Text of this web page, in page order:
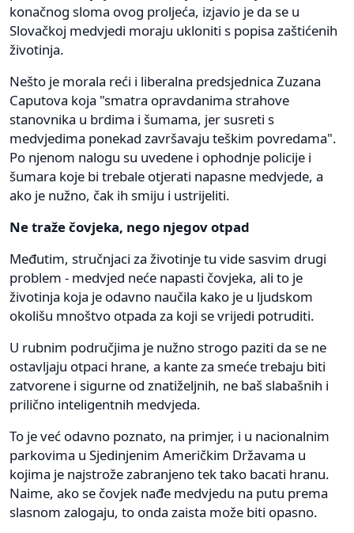
konačnog sloma ovog proljeća, izjavio je da se u
Slovačkoj medvjedi moraju ukloniti s popisa zaštićenih
životinja.
Nešto je morala reći i liberalna predsjednica Zuzana
Caputova koja "smatra opravdanima strahove
stanovnika u brdima i šumama, jer susreti s
medvjedima ponekad završavaju teškim povredama".
Po njenom nalogu su uvedene i ophodnje policije i
šumara koje bi trebale otjerati napasne medvjede, a
ako je nužno, čak ih smiju i ustrijeliti.
Ne traže čovjeka, nego njegov otpad
Međutim, stručnjaci za životinje tu vide sasvim drugi
problem - medvjed neće napasti čovjeka, ali to je
životinja koja je odavno naučila kako je u ljudskom
okolišu mnoštvo otpada za koji se vrijedi potruditi.
U rubnim područjima je nužno strogo paziti da se ne
ostavljaju otpaci hrane, a kante za smeće trebaju biti
zatvorene i sigurne od znatiželjnih, ne baš slabašnih i
prilično inteligentnih medvjeda.
To je već odavno poznato, na primjer, i u nacionalnim
parkovima u Sjedinjenim Američkim Državama u
kojima je najstrože zabranjeno tek tako bacati hranu.
Naime, ako se čovjek nađe medvjedu na putu prema
slasnom zalogaju, to onda zaista može biti opasno.